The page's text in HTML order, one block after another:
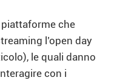
che
l’open day
le quali danno
con i